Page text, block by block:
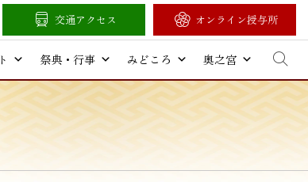
祭典・行事 みどころ 奥之宮
交通アクセス オンライン授与所